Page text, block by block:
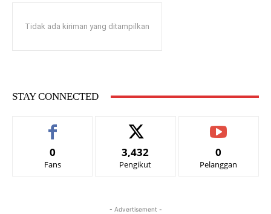
Tidak ada kiriman yang ditampilkan
STAY CONNECTED
0
Fans
3,432
Pengikut
0
Pelanggan
- Advertisement -